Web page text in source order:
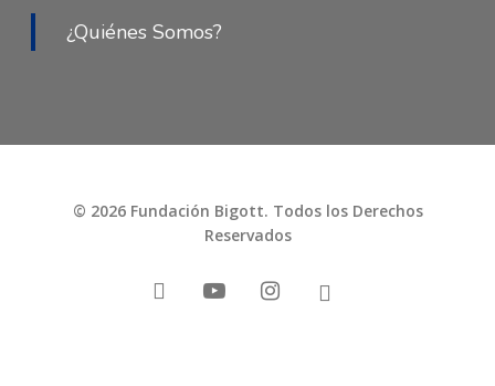
¿Quiénes Somos?
© 2026 Fundación Bigott. Todos los Derechos
Reservados
facebookyoutubeinstagramtiktok